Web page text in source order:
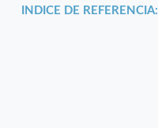
INDICE DE REFERENCIA: